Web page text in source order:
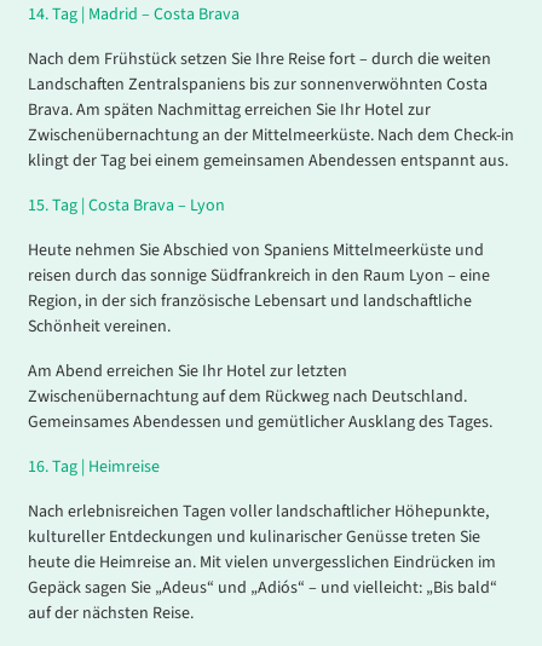
14.Tag | Madrid – Costa Brava
Nach dem Frühstück setzen Sie Ihre Reise fort – durch die weiten
Landschaften Zentralspaniens bis zur sonnenverwöhnten Costa
Brava. Am späten Nachmittag erreichen Sie Ihr Hotel zur
Zwischenübernachtung an der Mittelmeerküste. Nach dem Check-in
klingt der Tag bei einem gemeinsamen Abendessen entspannt aus.
15.Tag | Costa Brava – Lyon
Heute nehmen Sie Abschied von Spaniens Mittelmeerküste und
reisen durch das sonnige Südfrankreich in den Raum Lyon – eine
Region, in der sich französische Lebensart und landschaftliche
Schönheit vereinen.
Am Abend erreichen Sie Ihr Hotel zur letzten
Zwischenübernachtung auf dem Rückweg nach Deutschland.
Gemeinsames Abendessen und gemütlicher Ausklang des Tages.
16.Tag | Heimreise
Nach erlebnisreichen Tagen voller landschaftlicher Höhepunkte,
kultureller Entdeckungen und kulinarischer Genüsse treten Sie
heute die Heimreise an. Mit vielen unvergesslichen Eindrücken im
Gepäck sagen Sie „Adeus“ und „Adiós“ – und vielleicht: „Bis bald“
auf der nächsten Reise.